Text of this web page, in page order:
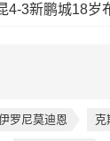
罗尼莫迪恩 克